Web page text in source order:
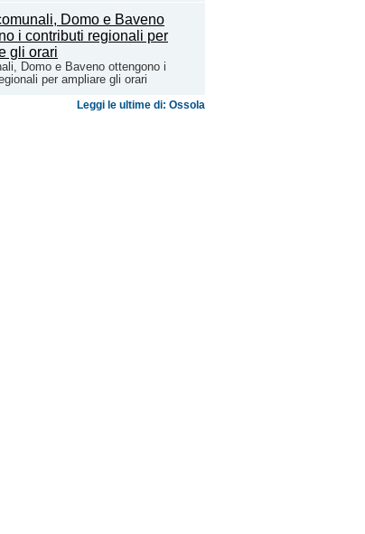
Domo e Baveno ottengono i
per ampliare gli orari
Leggi le ultime di: Ossola